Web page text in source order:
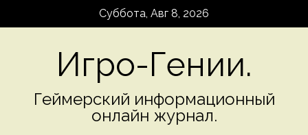
Суббота, Авг 8, 2026
Игро-Гении.
Геймерский информационный
онлайн журнал.